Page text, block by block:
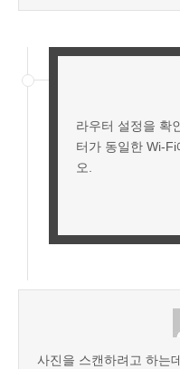
라우터 설정을 확
터가 동일한 Wi-
오.
사진을 스캔하려고 하는